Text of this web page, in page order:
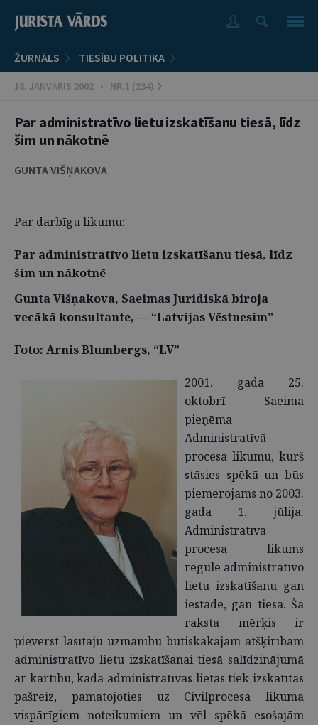
ŽURNĀLS TIESĪBU POLITIKA
18. JANVĀRIS 2002 • NR.1 (234)
Par administratīvo lietu izskatīšanu tiesā, līdz
šim un nākotnē
GUNTA VIŠŅAKOVA
Par darbīgu likumu:
Par administratīvo lietu izskatīšanu tiesā, līdz
šim un nākotnē
Gunta Višņakova, Saeimas Juridiskā biroja
vecākā konsultante, — “Latvijas Vēstnesim”
Foto: Arnis Blumbergs, “LV”
2001. gada 25.
oktobrī Saeima
pieņēma
Administratīvā
procesa likumu, kurš
stāsies spēkā un būs
piemērojams no 2003.
gada 1. jūlija.
Administratīvā
procesa likums
regulē administratīvo
lietu izskatīšanu gan
iestādē, gan tiesā. Šā
raksta mērķis ir
pievērst lasītāju uzmanību būtiskākajām atšķirībām
administratīvo lietu izskatīšanai tiesā salīdzinājumā
ar kārtību, kādā administratīvās lietas tiek izskatītas
pašreiz, pamatojoties uz Civilprocesa likuma
vispārīgiem noteikumiem un vēl spēkā esošajām